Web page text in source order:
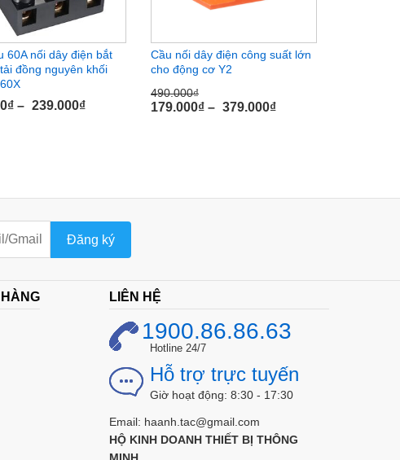
60A nối dây điện bắt
đồng nguyên khối
₫ – 239.000₫
Cầu nối dây điện công suất lớn
cho động cơ Y2
490.000₫
179.000₫ – 379.000₫
Đăng ký
LIÊN HỆ
1900.86.86.63
Hotline 24/7
Hỗ trợ trực tuyến
Giờ hoạt động: 8:30 - 17:30
Email: haanh.tac@gmail.com
HỘ KINH DOANH THIẾT BỊ THÔNG